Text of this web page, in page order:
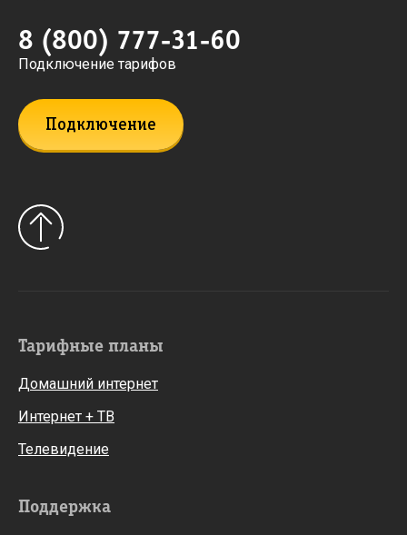
8 (800) 777-31-60
Подключение тарифов
Подключение
Тарифные планы
Домашний интернет
Интернет + ТВ
Телевидение
Поддержка